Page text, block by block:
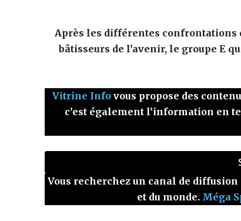
Après les différentes confrontations
bâtisseurs de l’avenir, le groupe E
Vitrine Infovous propose des
c’est également l’information en
Vous recherchez un canal de
et du monde. Méga